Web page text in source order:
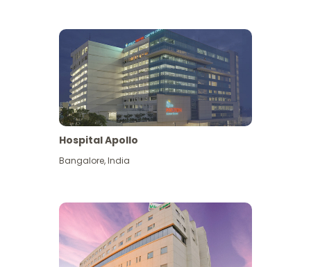
Hospital Apollo
Bangalore,India